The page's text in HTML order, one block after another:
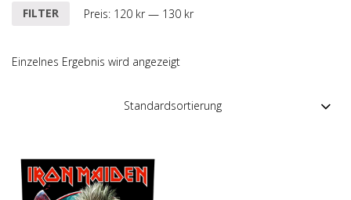
Min.
Max.
FILTER Preis: 120 kr— 130 kr
Einzelnes Ergebnis wird angezeigt